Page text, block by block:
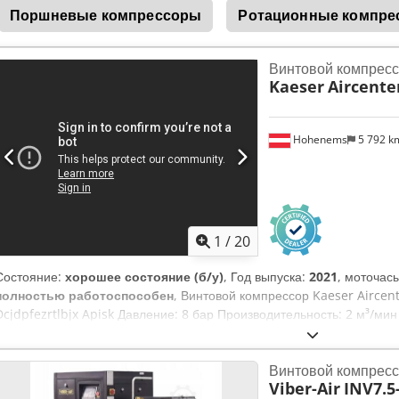
влажности) 6 К Уровень звукового давления 66 дБ(А) Макс.
Подключение для сжатого воздуха G 1 Объем охлаждающей
Kompressor SIGMA FLUID MOL Размеры (Ш x Г x В) 750
Местонахождение: склад 54634 Битбург – в наличии, доступен
Поршневые компрессоры
Ротационные
1 /20
Hohenems 5 792
Винтовой
Kaeser
хорошее состояние (б/у), Год выпуска: 2021,
работоспособен, Винтовой компрессор Kaeser
Apisk Давление: 8 бар Производительность: 2 м³/мин
Винтовой
Viber-Air